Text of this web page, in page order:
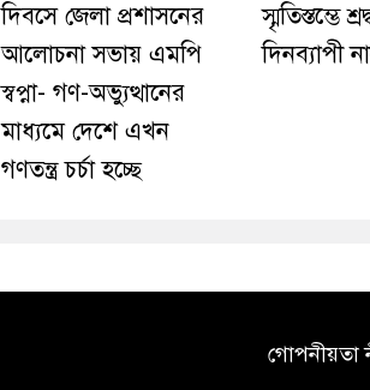
দিবসে জেলা প্রশাসনের
আলোচনা সভায় এমপি
স্বপ্না- গণ-অভ্যুত্থানের
মাধ্যমে দেশে এখন
গণতন্ত্র চর্চা হচ্ছে
স্মৃতিস্তম্ভে
দিনব্যাপী
গোপনীয়তা